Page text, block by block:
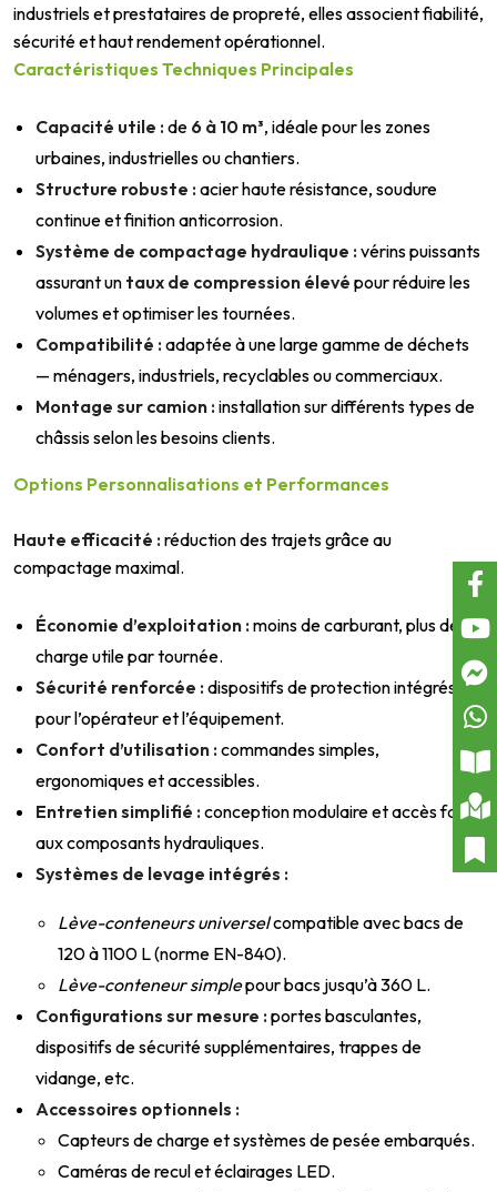
industriels et prestataires de propreté, elles associent fiabilité,
sécurité et haut rendement opérationnel.
Caractéristiques Techniques Principales
Capacité utile :de 6 à 10 m³, idéale pour les zones
urbaines, industrielles ou chantiers.
Structure robuste :acier haute résistance, soudure
continue et finition anticorrosion.
Système de compactage hydraulique :vérins puissants
assurant un taux de compression élevé pour réduire les
volumes et optimiser les tournées.
Compatibilité :adaptée à une large gamme de déchets
— ménagers, industriels, recyclables ou commerciaux.
Montage sur camion :installation sur différents types de
châssis selon les besoins clients.
Options Personnalisations et Performances
Haute efficacité :réduction des trajets grâce au
compactage maximal.
Économie d’exploitation :moins de carburant, plus de
charge utile par tournée.
Sécurité renforcée :dispositifs de protection intégrés
pour l’opérateur et l’équipement.
Confort d’utilisation :commandes simples,
ergonomiques et accessibles.
Entretien simplifié :conception modulaire et accès facile
aux composants hydrauliques.
Systèmes de levage intégrés :
Lève-conteneurs universelcompatible avec bacs de
120 à 1100 L (norme EN-840).
Lève-conteneur simplepour bacs jusqu’à 360 L.
Configurations sur mesure :portes basculantes,
dispositifs de sécurité supplémentaires, trappes de
vidange, etc.
Accessoires optionnels :
Capteurs de charge et systèmes de pesée embarqués.
Caméras de recul et éclairages LED.